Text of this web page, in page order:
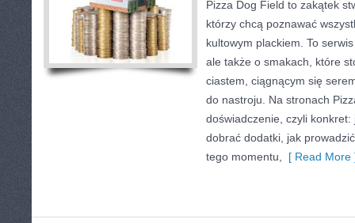
Pizza Dog Field to zakątek
którzy chcą poznawać
kultowym plackiem. To
ale także o smakach, które
ciastem, ciągnącym się
do nastroju. Na stronach
doświadczenie, czyli
dobrać dodatki, jak
tego momentu,
[ Read More